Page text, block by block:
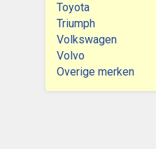
Toyota
Triumph
Volkswagen
Volvo
Overige merken